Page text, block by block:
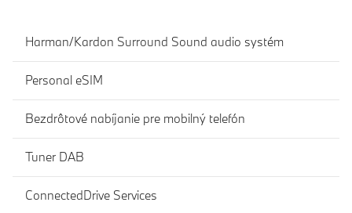
Harman/Kardon Surround Sound audio systém
Personal eSIM
Bezdrôtové nabíjanie pre mobilný telefón
Tuner DAB
ConnectedDrive Services